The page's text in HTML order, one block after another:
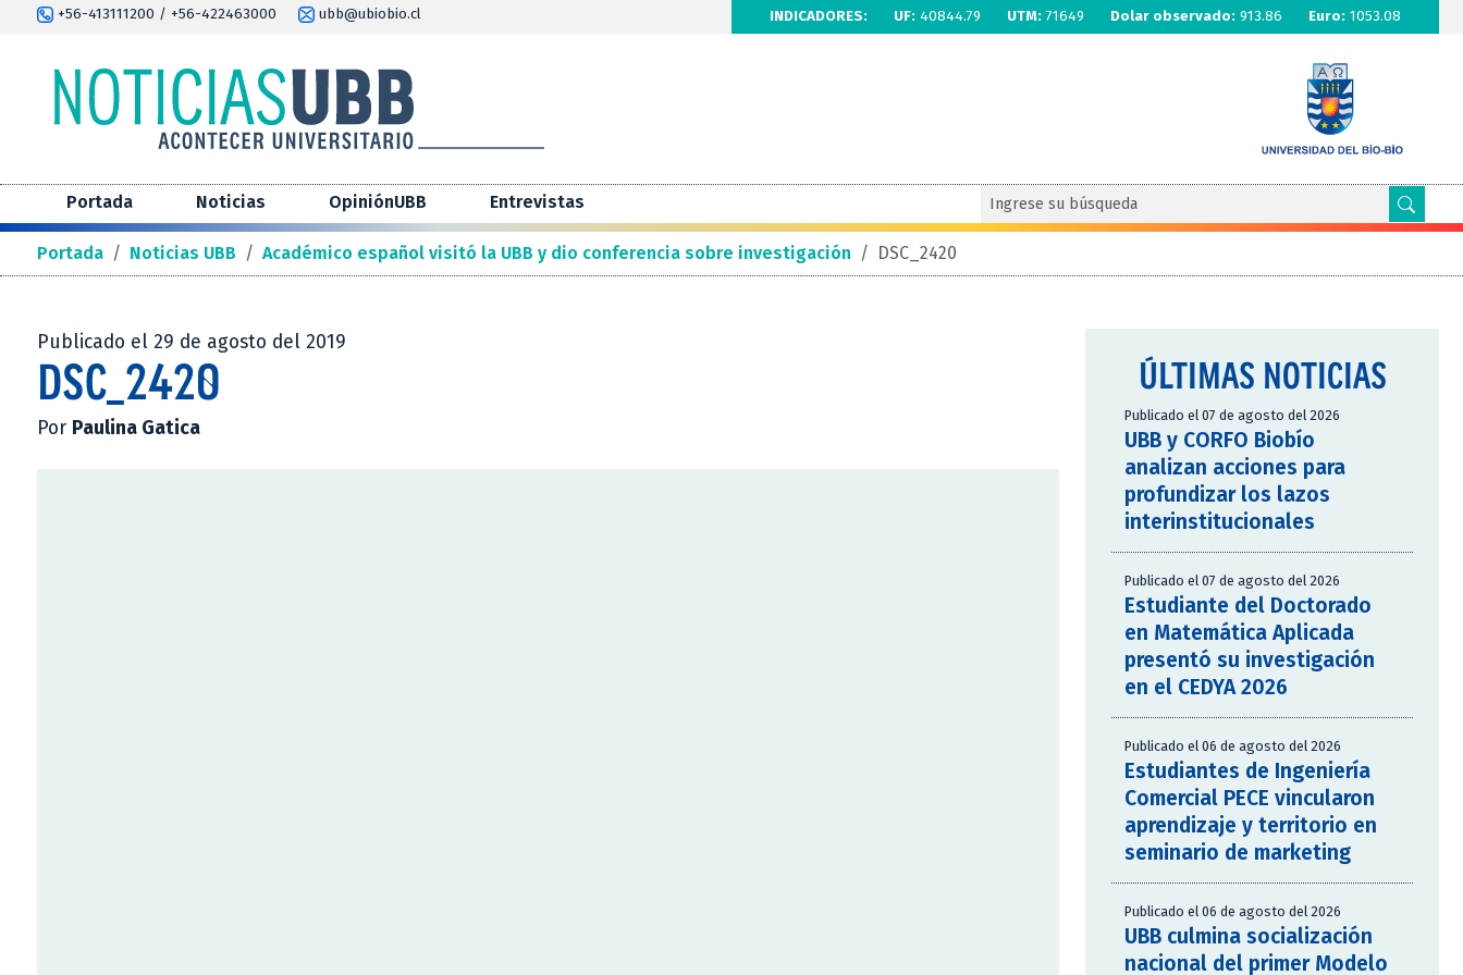
+56-413111200 / +56-422463000 ubb@ubiobio.cl INDICADORES: UF: 40844.79 UTM: 71649 Dolar observado: 913.86 Euro: 1053.08
Portada Noticias OpiniónUBB Entrevistas
Portada / Noticias UBB / Académico español visitó la UBB y dio conferencia sobre investigación / DSC_2420
Publicado el 29 de agosto del 2019
DSC_2420
Por Paulina Gatica
ÚLTIMAS NOTICIAS
Publicado el 07 de agosto del 2026
UBB y CORFO Biobío
analizan acciones para
profundizar los lazos
interinstitucionales
Publicado el 07 de agosto del 2026
Estudiante del Doctorado
en Matemática Aplicada
presentó su investigación
en el CEDYA 2026
Publicado el 06 de agosto del 2026
Estudiantes de Ingeniería
Comercial PECE vincularon
aprendizaje y territorio en
seminario de marketing
Publicado el 06 de agosto del 2026
UBB culmina socialización
nacional del primer Modelo